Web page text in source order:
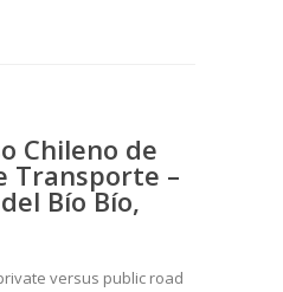
Chileno de
Transporte –
Bío Bío,
versus public road